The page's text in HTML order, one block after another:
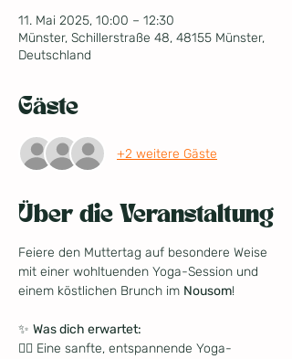
11. Mai 2025, 10:00 – 12:30
Münster, Schillerstraße 48, 48155 Münster,
Deutschland
Gäste
+2 weitere Gäste
Über die Veranstaltung
Feiere den Muttertag auf besondere Weise
mit einer wohltuenden Yoga-Session und
einem köstlichen Brunch im Nousom!
✨ Was dich erwartet:
🧘‍♀️ Eine sanfte, entspannende Yoga-